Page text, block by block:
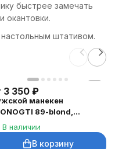
быстрее замечать
окантовки.
штативом.
3 350 ₽
манекен
89-blond,
волосы 20–25
блонд с бородой
В наличии
В корзину